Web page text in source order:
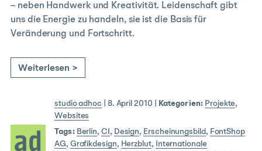
– neben Handwerk und Kreativität. Leidenschaft gibt
uns die Energie zu handeln, sie ist die Basis für
Veränderung und Fortschritt.
Weiterlesen >
studio adhoc 8. April 2010 Kategorien: Projekte,
Websites
Tags: Berlin, CI , Design, Erscheinungsbild , FontShop
AG, Grafikdesign, Herzblut,
Internationale